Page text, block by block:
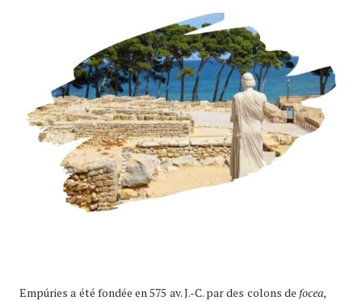
Empúries a été fondée en 575 av. J.-C. par des colons de focea,